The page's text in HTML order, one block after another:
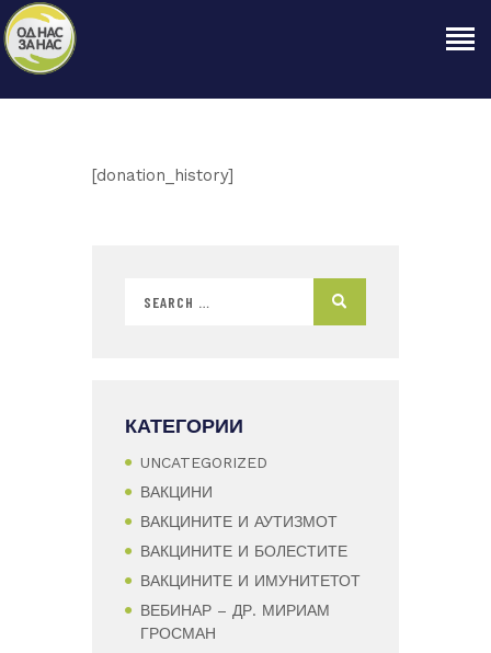
ЗА НАС
[donation_history]
КАТЕГОРИИ
UNCATEGORIZED
ВАКЦИНИ
ВАКЦИНИТЕ И АУТИЗМОТ
ВАКЦИНИТЕ И БОЛЕСТИТЕ
ВАКЦИНИТЕ И ИМУНИТЕТОТ
ВЕБИНАР – ДР. МИРИАМ
ГРОСМАН